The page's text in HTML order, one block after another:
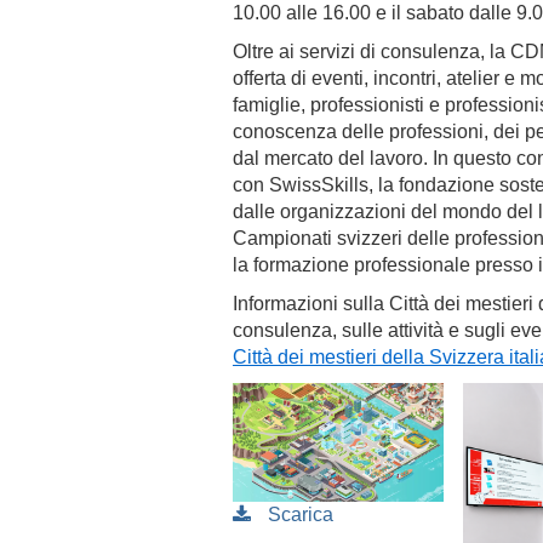
10.00 alle 16.00 e il sabato dalle
Oltre ai servizi di consulenza, la
offerta di eventi, incontri, atelier e
famiglie, professionisti e
conoscenza delle professioni, dei
dal mercato del lavoro. In questo
con SwissSkills, la fondazione
dalle organizzazioni del mondo del
Campionati svizzeri delle
la formazione professionale presso
Informazioni sulla Città dei
consulenza, sulle attività e sugli
Città dei mestieri della Svizzera
Scarica